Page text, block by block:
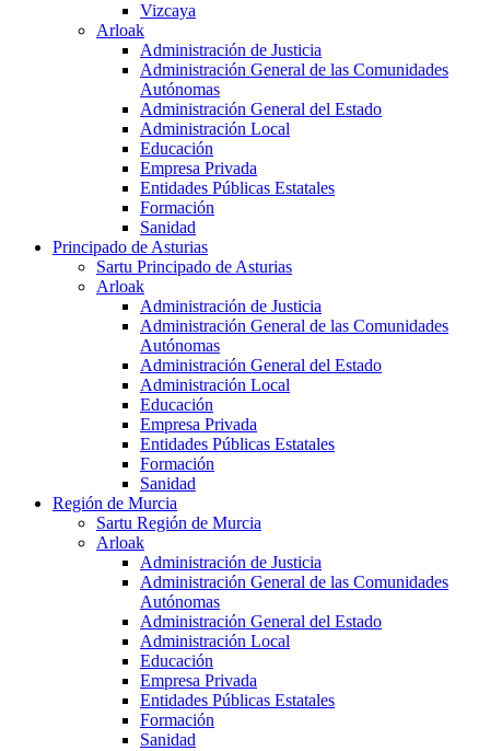
Vizcaya
Arloak
Administración de Justicia
Administración General de las Comunidades
Autónomas
Administración General del Estado
Administración Local
Educación
Empresa Privada
Entidades Públicas Estatales
Formación
Sanidad
Principado de Asturias
Sartu Principado de Asturias
Arloak
Administración de Justicia
Administración General de las Comunidades
Autónomas
Administración General del Estado
Administración Local
Educación
Empresa Privada
Entidades Públicas Estatales
Formación
Sanidad
Región de Murcia
Sartu Región de Murcia
Arloak
Administración de Justicia
Administración General de las Comunidades
Autónomas
Administración General del Estado
Administración Local
Educación
Empresa Privada
Entidades Públicas Estatales
Formación
Sanidad